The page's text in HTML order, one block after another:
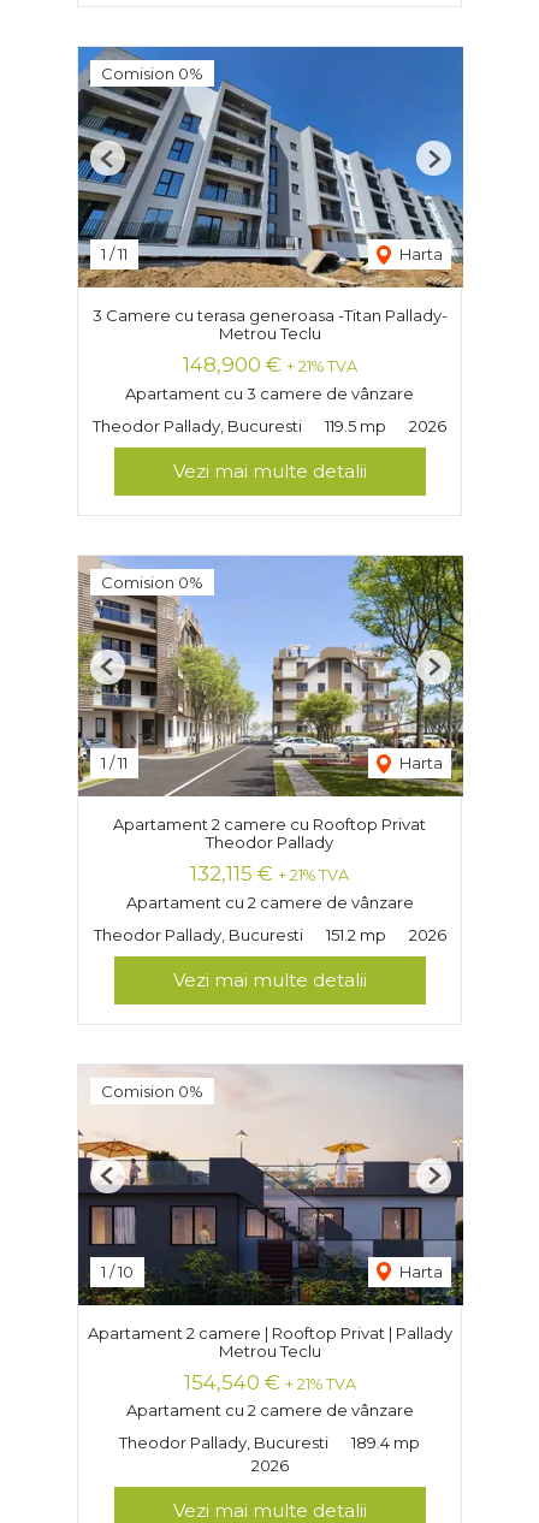
Comision 0%
1 /11 Harta
Previous Next
3 Camere cu terasa generoasa -Titan Pallady-
Metrou Teclu
148,900 € + 21% TVA
Apartament cu 3 camere de vânzare
Theodor Pallady, Bucuresti
119.5 mp 2026
Vezi mai multe detalii
Comision 0%
1 /11 Harta
Previous Next
Apartament 2 camere cu Rooftop Privat
Theodor Pallady
132,115 € + 21% TVA
Apartament cu 2 camere de vânzare
Theodor Pallady, Bucuresti
151.2 mp 2026
Vezi mai multe detalii
Comision 0%
1 /10 Harta
Previous Next
Apartament 2 camere | Rooftop Privat | Pallady
Metrou Teclu
154,540 € + 21% TVA
Apartament cu 2 camere de vânzare
Theodor Pallady, Bucuresti
189.4 mp
2026
Vezi mai multe detalii